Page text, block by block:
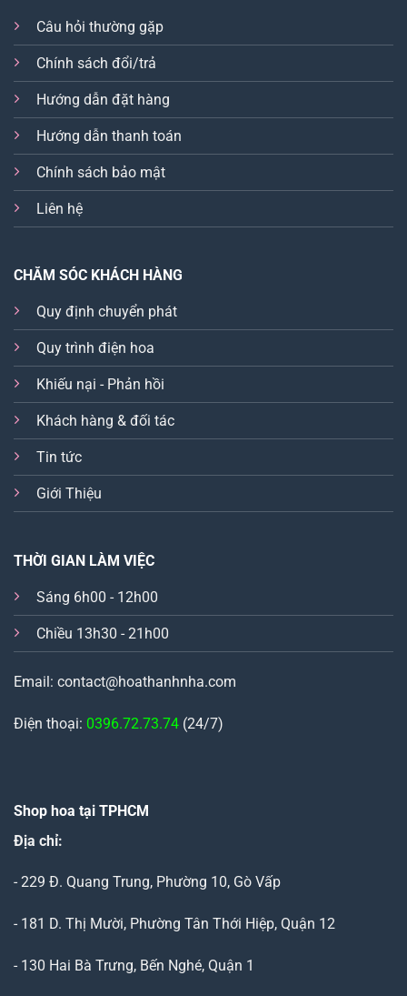
Câu hỏi thường gặp
Chính sách đổi/trả
Hướng dẫn đặt hàng
Hướng dẫn thanh toán
Chính sách bảo mật
Liên hệ
CHĂM SÓC KHÁCH HÀNG
Quy định chuyển phát
Quy trình điện hoa
Khiếu nại - Phản hồi
Khách hàng & đối tác
Tin tức
Giới Thiệu
THỜI GIAN LÀM VIỆC
Sáng 6h00 - 12h00
Chiều 13h30 - 21h00
Email: contact@hoathanhnha.com
Điện thoại: 0396.72.73.74 (24/7)
Shop hoa tại TPHCM
Địa chỉ:
- 229 Đ. Quang Trung, Phường 10, Gò Vấp
- 181 D. Thị Mười, Phường Tân Thới Hiệp, Quận 12
- 130 Hai Bà Trưng, Bến Nghé, Quận 1